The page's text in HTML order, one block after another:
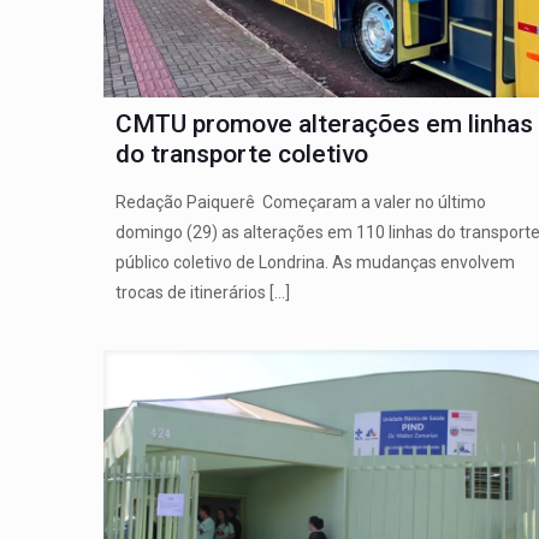
CMTU promove alterações em linhas
do transporte coletivo
Redação Paiquerê Começaram a valer no último
domingo (29) as alterações em 110 linhas do transporte
público coletivo de Londrina. As mudanças envolvem
trocas de itinerários